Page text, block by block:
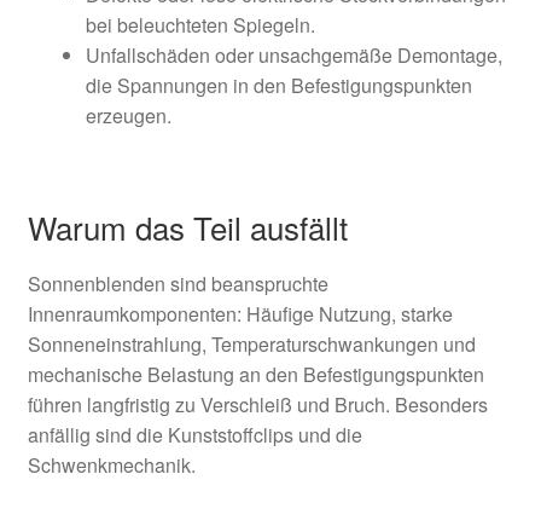
bei beleuchteten Spiegeln.
Unfallschäden oder unsachgemäße Demontage,
die Spannungen in den Befestigungspunkten
erzeugen.
Warum das Teil ausfällt
Sonnenblenden sind beanspruchte
Innenraumkomponenten: Häufige Nutzung, starke
Sonneneinstrahlung, Temperaturschwankungen und
mechanische Belastung an den Befestigungspunkten
führen langfristig zu Verschleiß und Bruch. Besonders
anfällig sind die Kunststoffclips und die
Schwenkmechanik.